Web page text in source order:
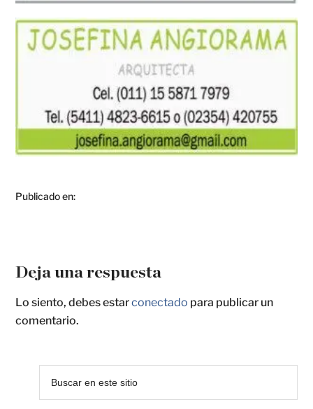
Publicado en:
Deja una respuesta
Lo siento, debes estarconectado para publicar un
comentario.